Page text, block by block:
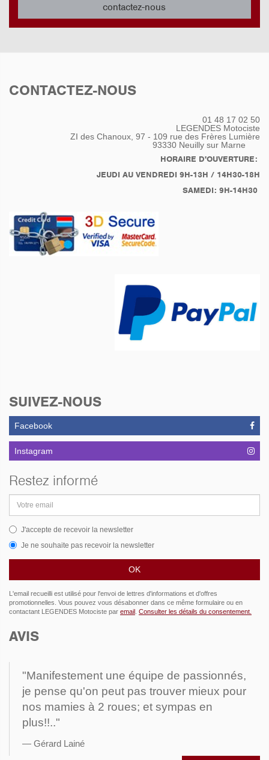
contactez-nous
CONTACTEZ-NOUS
01 48 17 02 50
LEGENDES Motociste
ZI des Chanoux, 97 - 109 rue des Frères Lumière
93330 Neuilly sur Marne
HORAIRE D'OUVERTURE:
JEUDI AU VENDREDI 9H-13H / 14H30-18H
SAMEDI: 9H-14H30
SUIVEZ-NOUS
Facebook
Instagram
Restez informé
email
J'accepte de recevoir la newsletter
Je ne souhaite pas recevoir la newsletter
L'email recueilli est utilisé pour l'envoi de lettres d'informations et d'offres
promotionnelles. Vous pouvez vous désabonner dans ce même formulaire ou en
contactant LEGENDES Motociste par email Consulter les détails du consentement.
AVIS
"Manifestement une équipe de passionnés,
je pense qu'on peut pas trouver mieux pour
nos mamies à 2 roues; et sympas en
plus!!.."
Gérard Lainé